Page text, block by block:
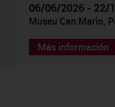
06/06/2026 - 22/
Museu Can Mario,
Más información